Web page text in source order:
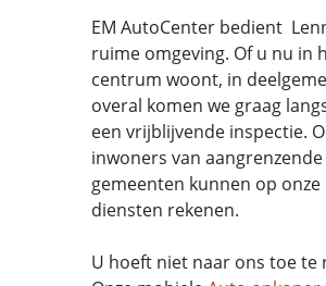
EM AutoCenter bedient
ruime omgeving. Of u nu in
centrum woont, in
overal komen we graag
een vrijblijvende inspectie.
inwoners van aangrenzende
gemeenten kunnen op onze
diensten rekenen.
U hoeft niet naar ons toe te